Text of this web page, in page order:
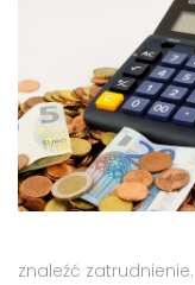
znaleźć